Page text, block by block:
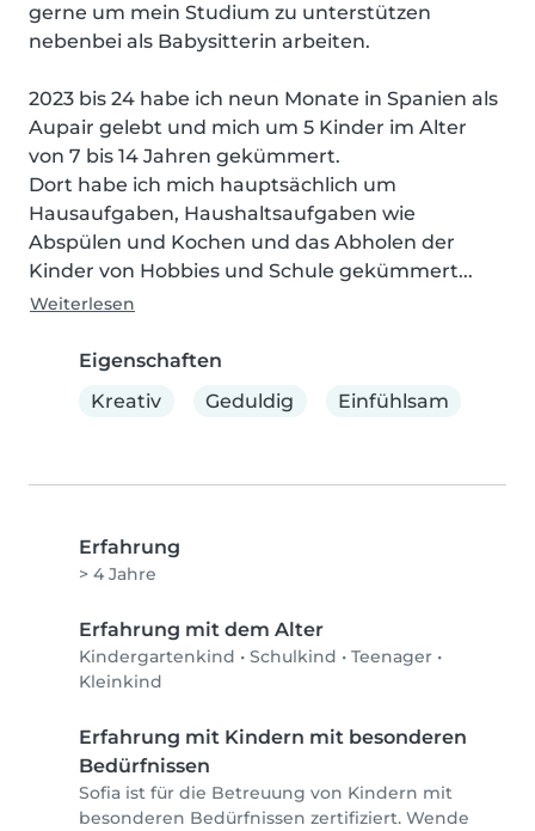
gerne um mein Studium zu unterstützen
nebenbei als Babysitterin arbeiten.
2023 bis 24 habe ich neun Monate in Spanien als
Aupair gelebt und mich um 5 Kinder im Alter
von 7 bis 14 Jahren gekümmert.
Dort habe ich mich hauptsächlich um
Hausaufgaben, Haushaltsaufgaben wie
Abspülen und Kochen und das Abholen der
Kinder von Hobbies und Schule gekümmert...
Weiterlesen
Eigenschaften
Kreativ
Geduldig Einfühlsam
Erfahrung
> 4 Jahre
Erfahrung mit dem Alter
Kindergartenkind • Schulkind • Teenager •
Kleinkind
Erfahrung mit Kindern mit besonderen
Bedürfnissen
Sofia ist für die Betreuung von Kindern mit
besonderen Bedürfnissen zertifiziert. Wende